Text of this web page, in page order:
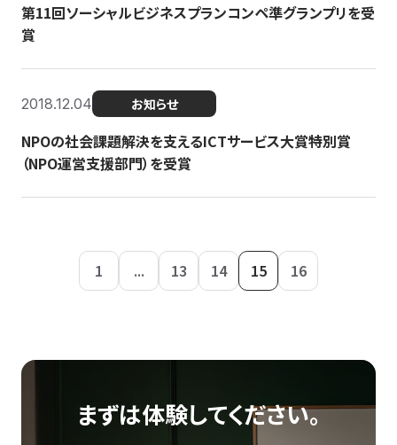
第11回ソーシャルビジネスプランコンペ準グランプリを受
賞
2018.12.04 お知らせ
NPOの社会課題解決を支えるICTサービス大賞特別賞
（NPO運営支援部門）を受賞
1 ... 13 14 15 16
まずは体験してください。